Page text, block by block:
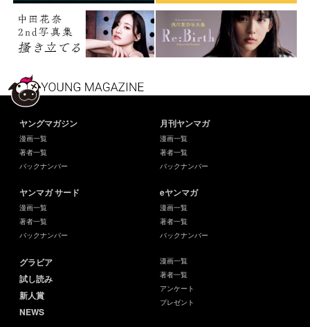
ヤングマガジン
漫画一覧
著者一覧
バックナンバー
月刊ヤンマガ
漫画一覧
著者一覧
バックナンバー
ヤンマガ サード
漫画一覧
著者一覧
バックナンバー
eヤンマガ
漫画一覧
著者一覧
バックナンバー
グラビア
試し読み
新人賞
NEWS
漫画一覧
著者一覧
アンケート
プレゼント